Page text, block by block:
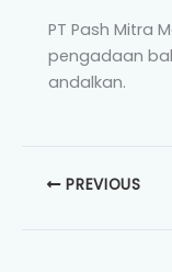
PT Pash Mitra
pengadaan
andalkan.
PREVIOUS